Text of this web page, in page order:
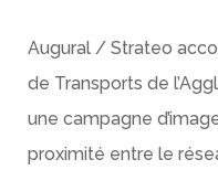
Augural / Strateo
de Transports de
une campagne
proximité entre le